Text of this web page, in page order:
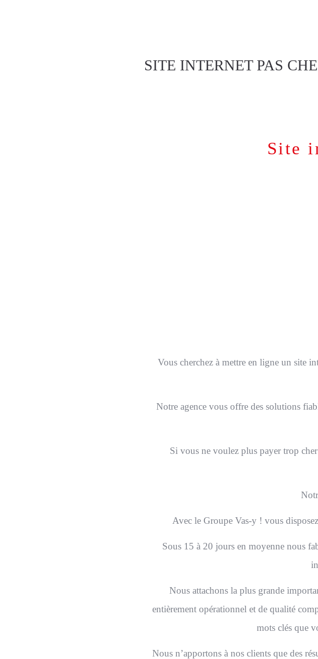
SITE INTERNET PAS
Site
Vous cherchez à mettre en ligne un site
Notre agence vous offre des solutions
Si vous ne voulez plus payer trop
Avec le Groupe Vas-y ! vous
Sous 15 à 20 jours en moyenne nous
Nous attachons la plus grande
entièrement opérationnel et de qualité
mots clés que
Nous n’apportons à nos clients que des